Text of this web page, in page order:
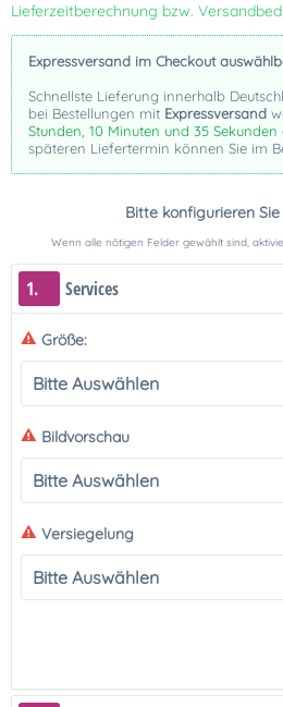
Lieferzeitberechnung bzw.
Expressversand im Checkout
Schnellste Lieferung innerhalb
bei Bestellungen mit Expressversand
Stunden, 10 Minuten und 35 Sekunden
späteren Liefertermin können Sie im
Bitte konfigurieren
Wenn alle nötigen Felder gewählt sind,
1. Services
Größe:
Bildvorschau
Versiegelung